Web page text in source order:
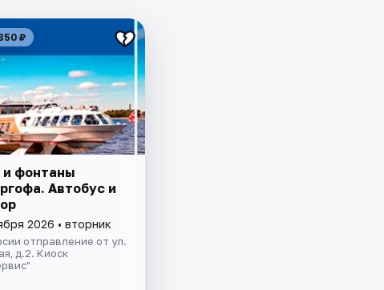
₽
и фонтаны
Автобус и
2026 • вторник
отправление от ул.
д.2. Киоск